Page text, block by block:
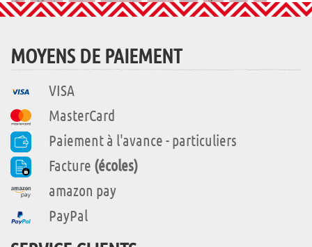
MOYENS DE PAIEMENT
VISA
MasterCard
Paiement à l'avance - particuliers
Facture (écoles)
amazon pay
PayPal